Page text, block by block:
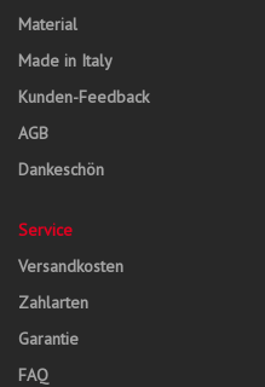
Material
Made in Italy
Kunden-Feedback
AGB
Dankeschön
Service
Versandkosten
Zahlarten
Garantie
FAQ